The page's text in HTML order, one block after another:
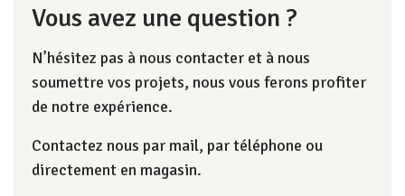
Vous avez une question ?
N’hésitez pas à nous contacter et à nous
soumettre vos projets, nous vous ferons profiter
de notre expérience.
Contactez nous par mail, par téléphone ou
directement en magasin.